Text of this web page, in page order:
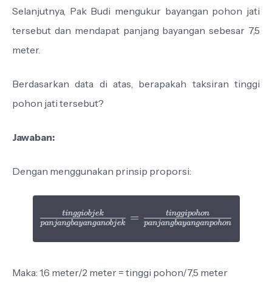
Selanjutnya, Pak Budi mengukur bayangan pohon jati
tersebut dan mendapat panjang bayangan sebesar 7,5
meter.
Berdasarkan data di atas, berapakah taksiran tinggi
pohon jati tersebut?
Jawaban:
Dengan menggunakan prinsip proporsi:
Maka: 1,6 meter/2 meter = tinggi pohon/7,5 meter